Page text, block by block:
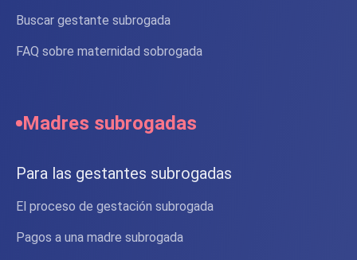
Buscar gestante subrogada
FAQ sobre maternidad sobrogada
Madres subrogadas
Para las gestantes subrogadas
El proceso de gestación subrogada
Pagos a una madre subrogada